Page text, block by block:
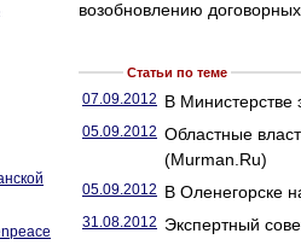
возобновлению
Статьи по теме
07.09.2012 В Министерстве
05.09.2012 Областные
(Murman.Ru)
05.09.2012 В Оленегорске
31.08.2012 Экспертный